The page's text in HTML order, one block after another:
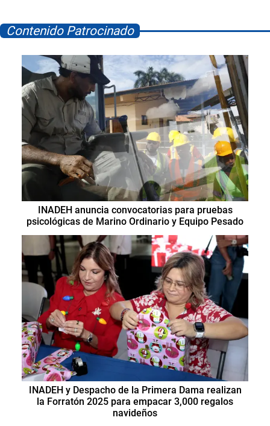
Contenido Patrocinado
INADEH anuncia convocatorias para pruebas
psicológicas de Marino Ordinario y Equipo Pesado
INADEH y Despacho de la Primera Dama realizan
la Forratón 2025 para empacar 3,000 regalos
navideños